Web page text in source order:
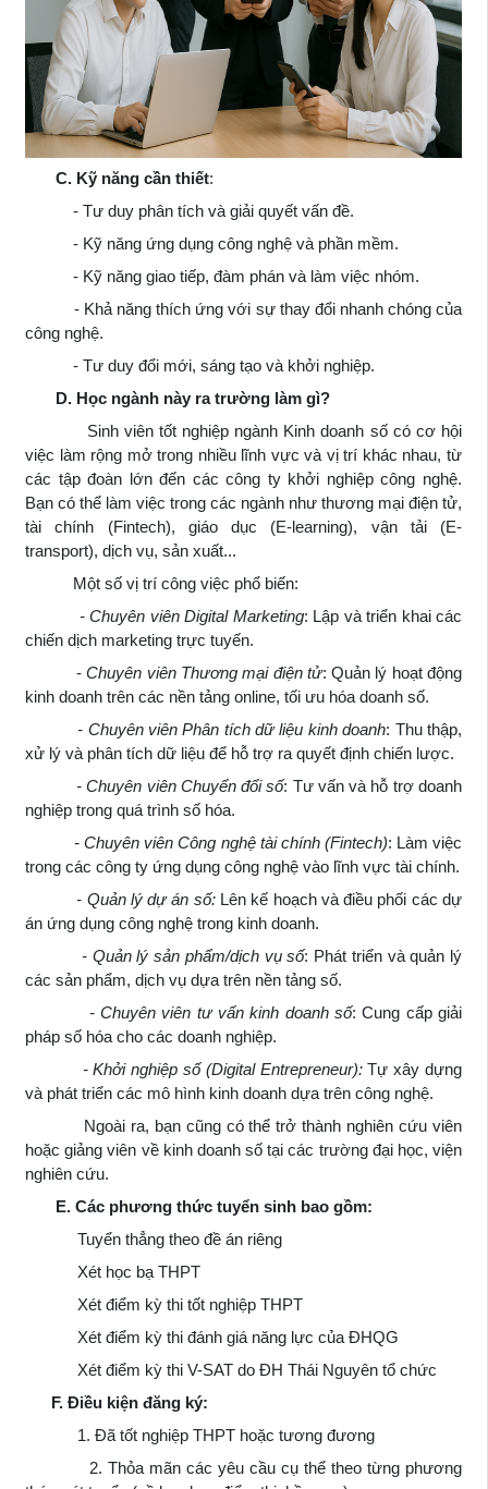
C. Kỹ năng cần thiết:
- Tư duy phân tích và giải quyết vấn đề.
- Kỹ năng ứng dụng công nghệ và phần mềm.
- Kỹ năng giao tiếp, đàm phán và làm việc nhóm.
- Khả năng thích ứng với sự thay đổi nhanh chóng của
công nghệ.
- Tư duy đổi mới, sáng tạo và khởi nghiệp.
D. Học ngành này ra trường làm gì?
Sinh viên tốt nghiệp ngành Kinh doanh số có cơ hội
việc làm rộng mở trong nhiều lĩnh vực và vị trí khác nhau, từ
các tập đoàn lớn đến các công ty khởi nghiệp công nghệ.
Bạn có thể làm việc trong các ngành như thương mại điện tử,
tài chính (Fintech), giáo dục (E-learning), vận tải (E-
transport), dịch vụ, sản xuất...
Một số vị trí công việc phổ biến:
- Chuyên viên Digital Marketing: Lập và triển khai các
chiến dịch marketing trực tuyến.
-Chuyên viên Thương mại điện tử: Quản lý hoạt động
kinh doanh trên các nền tảng online, tối ưu hóa doanh số.
- Chuyên viên Phân tích dữ liệu kinh doanh: Thu thập,
xử lý và phân tích dữ liệu để hỗ trợ ra quyết định chiến lược.
- Chuyên viên Chuyển đổi số: Tư vấn và hỗ trợ doanh
nghiệp trong quá trình số hóa.
- Chuyên viên Công nghệ tài chính (Fintech): Làm việc
trong các công ty ứng dụng công nghệ vào lĩnh vực tài chính.
- Quản lý dự án số:Lên kế hoạch và điều phối các dự
án ứng dụng công nghệ trong kinh doanh.
- Quản lý sản phẩm/dịch vụ số: Phát triển và quản lý
các sản phẩm, dịch vụ dựa trên nền tảng số.
- Chuyên viên tư vấn kinh doanh số: Cung cấp giải
pháp số hóa cho các doanh nghiệp.
- Khởi nghiệp số (Digital Entrepreneur):Tự xây dựng
và phát triển các mô hình kinh doanh dựa trên công nghệ.
Ngoài ra, bạn cũng có thể trở thành nghiên cứu viên
hoặc giảng viên về kinh doanh số tại các trường đại học, viện
nghiên cứu.
E. Các phương thức tuyển sinh bao gồm:
Tuyển thẳng theo đề án riêng
Xét học bạ THPT
Xét điểm kỳ thi tốt nghiệp THPT
Xét điểm kỳ thi đánh giá năng lực của ĐHQG
Xét điểm kỳ thi V-SAT do ĐH Thái Nguyên tổ chức
F. Điều kiện đăng ký:
1. Đã tốt nghiệp THPT hoặc tương đương
2. Thỏa mãn các yêu cầu cụ thể theo từng phương